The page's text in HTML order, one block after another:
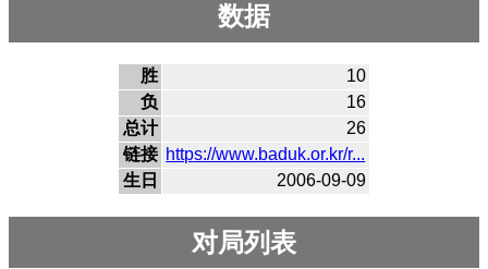
数据
胜
10
负
16
总计
26
链接 https://www.baduk.or.kr/r...
生日
2006-09-09
对局列表